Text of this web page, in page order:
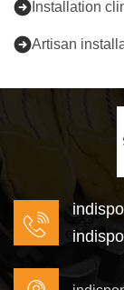
Installation
Artisan